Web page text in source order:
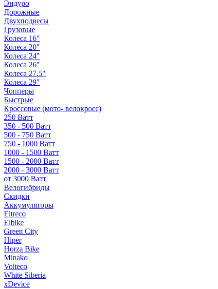
Эндуро
Дорожные
Двухподвесы
Грузовые
Колеса 16"
Колеса 20"
Колеса 24"
Колеса 26"
Колеса 27.5"
Колеса 29"
Чопперы
Быстрые
Кроссовые (мото- велокросс)
250 Ватт
350 - 500 Ватт
500 - 750 Ватт
750 - 1000 Ватт
1000 - 1500 Ватт
1500 - 2000 Ватт
2000 - 3000 Ватт
от 3000 Ватт
Велогибриды
Скидки
Аккумуляторы
Eltreco
Elbike
Green City
Hiper
Horza Bike
Minako
Volteco
White Siberia
xDevice